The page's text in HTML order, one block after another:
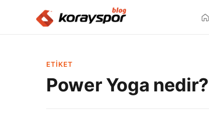
ETIKET
Power Yoga nedir?